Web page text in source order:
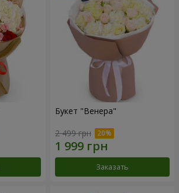
Букет "Венера"
2 499 грн
Заказать